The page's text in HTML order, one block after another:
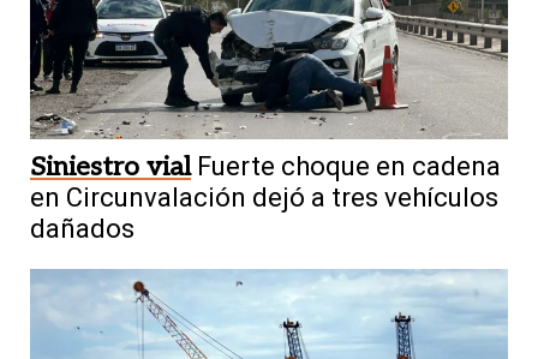
Siniestro vial Fuerte choque en cadena
en Circunvalación dejó a tres vehículos
dañados